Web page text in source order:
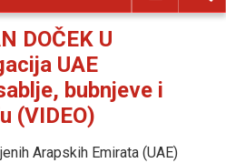
DOČEK U
UAE
bubnjeve i
(VIDEO)
Arapskih Emirata (UAE)